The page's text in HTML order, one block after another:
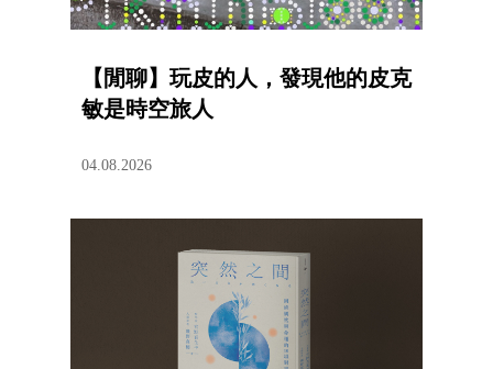
【閒聊】玩皮的人，發現他的皮克
敏是時空旅人
04.08.2026